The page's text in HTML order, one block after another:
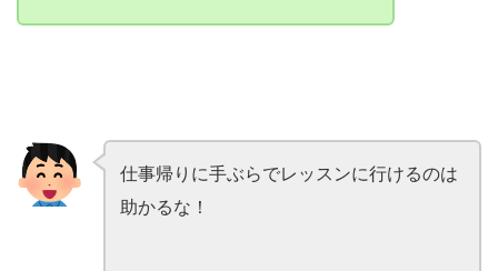
仕事帰りに手ぶらでレッスンに行けるのは
助かるな！